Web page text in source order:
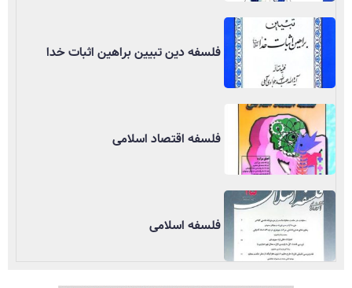
فلسفه دین تبیین براهین اثبات خدا
فلسفه اقتصاد اسلامی
فلسفه اسلامی